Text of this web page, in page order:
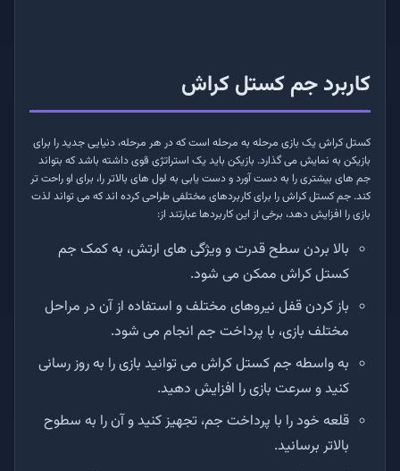
کاربرد جم کستل کراش
کستل کراش یک بازی مرحله به مرحله است که در هر مرحله، دنیایی جدید را برای
بازیکن به نمایش می گذارد. بازیکن باید یک استراتژی قوی داشته باشد که بتواند
جم های بیشتری را به دست آورد و دست یابی به لول های بالاتر را، برای او راحت تر
کند. جم کستل کراش را برای کاربردهای مختلفی طراحی کرده اند که می تواند لذت
بازی را افزایش دهد، برخی از این کاربردها عبارتند از:
بالا بردن سطح قدرت و ویژگی های ارتش، به کمک جم
کستل کراش ممکن می شود.
باز کردن قفل نیروهای مختلف و استفاده از آن در مراحل
مختلف بازی، با پرداخت جم انجام می شود.
به واسطه جم کستل کراش می توانید بازی را به روز رسانی
کنید و سرعت بازی را افزایش دهید.
قلعه خود را با پرداخت جم، تجهیز کنید و آن را به سطوح
بالاتر برسانید.